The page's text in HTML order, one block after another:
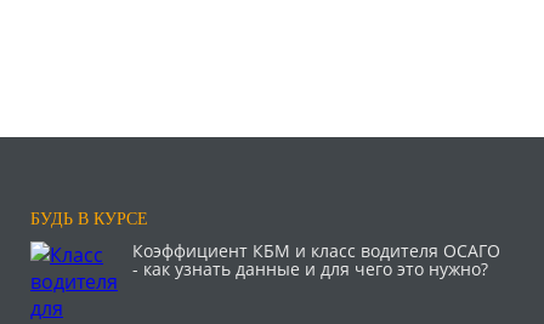
БУДЬ В КУРСЕ
Коэффициент КБМ и класс водителя ОСАГО
- как узнать данные и для чего это нужно?